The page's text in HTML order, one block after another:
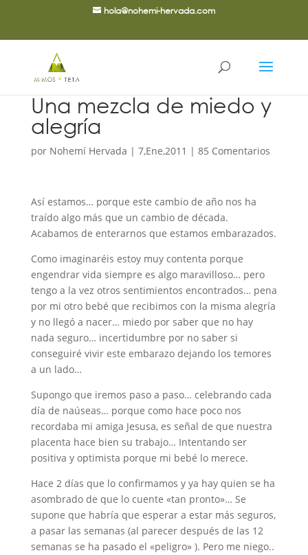
hola@nohemi-hervada.com
Una mezcla de miedo y
alegría
por Nohemí Hervada | 7,Ene,2011 | 85 Comentarios
Así estamos… porque este cambio de año nos ha
traído algo más que un cambio de década.
Acabamos de enterarnos que estamos embarazados.
Como imaginaréis estoy muy contenta porque
engendrar vida siempre es algo maravilloso… pero
tengo a la vez otros sentimientos encontrados… pena
por mi otro bebé que recibimos con la misma alegría
y no llegó a nacer… miedo por saber que no hay
nada seguro… incertidumbre por no saber si
conseguiré vivir este embarazo dejando los temores
a un lado…
Supongo que iremos paso a paso… celebrando cada
día de naúseas… porque como hace poco nos
recordaba mi amiga Jesusa, es señal de que nuestra
placenta hace bien su trabajo… Intentando ser
positiva y optimista porque mi bebé lo merece.
Hace 2 días que lo confirmamos y ya hay quien se ha
asombrado de que lo cuente «tan pronto»… Se
supone que habría que esperar a estar más seguros,
a pasar las semanas (al parecer después de las 12
semanas se ha pasado el «peligro» ). Pero me niego..